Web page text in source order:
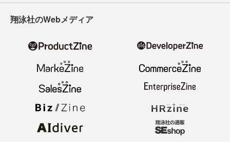
翔泳社のWebメディア